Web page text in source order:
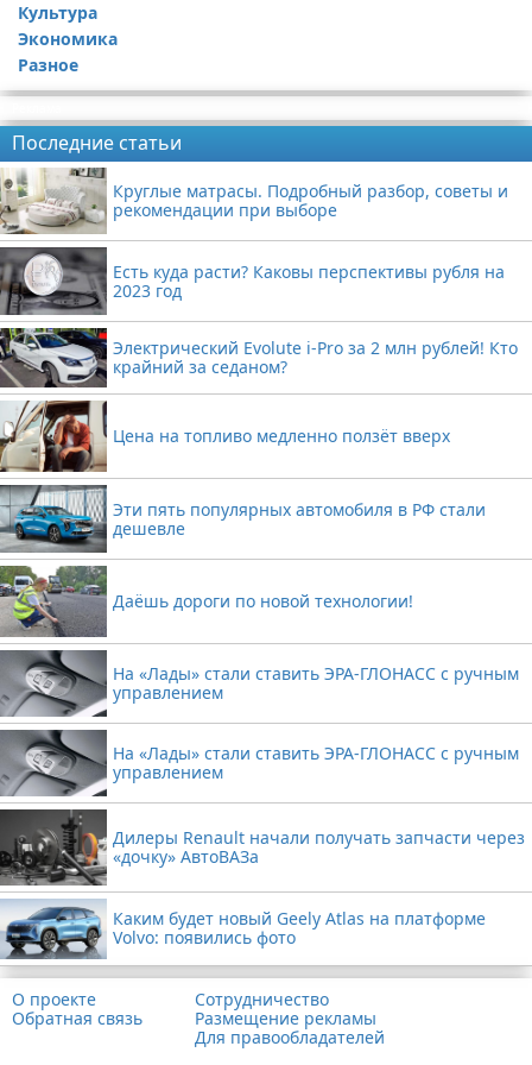
Культура
Экономика
Разное
Последние статьи
Круглые матрасы. Подробный разбор, советы и
рекомендации при выборе
Есть куда расти? Каковы перспективы рубля на
2023 год
Электрический Evolute i-Pro за 2 млн рублей! Кто
крайний за седаном?
Цена на топливо медленно ползёт вверх
Эти пять популярных автомобиля в РФ стали
дешевле
Даёшь дороги по новой технологии!
На «Лады» стали ставить ЭРА-ГЛОНАСС с ручным
управлением
На «Лады» стали ставить ЭРА-ГЛОНАСС с ручным
управлением
Дилеры Renault начали получать запчасти через
«дочку» АвтоВАЗа
Каким будет новый Geely Atlas на платформе
Volvo: появились фото
О проекте
Обратная связь
Сотрудничество
Размещение рекламы
Для правообладателей